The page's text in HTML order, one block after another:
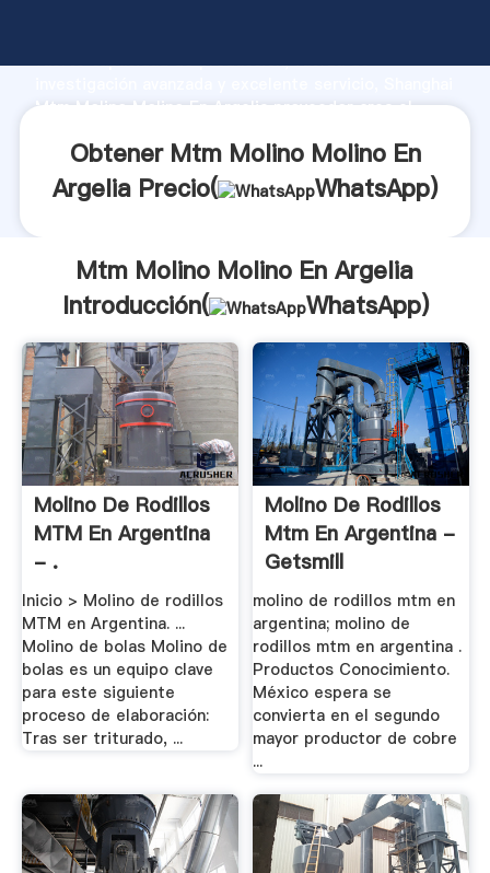
fuerte capacidad de producción, fuerza de
Mtm Molino Molino En Argelia proveedor crea el
Obtener Mtm Molino Molino En
Argelia Precio(
WhatsApp)
Mtm Molino Molino En Argelia
Introducción(
WhatsApp)
Molino De Rodillos
MTM En Argentina
- .
Inicio > Molino de rodillos
MTM en Argentina. ...
Molino de bolas Molino de
bolas es un equipo clave
para este siguiente
proceso de elaboración:
Tras ser triturado, ...
Molino De Rodillos
Mtm En Argentina -
Getsmill
molino de rodillos mtm en
argentina; molino de
rodillos mtm en argentina .
Productos Conocimiento.
México espera se
convierta en el segundo
mayor productor de cobre
...